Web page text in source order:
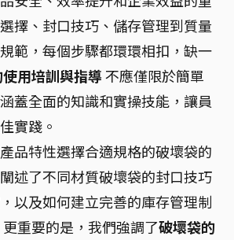
擇、封口技巧、儲存管理到質量
範，每個步驟都環環相扣，缺一
用培訓與指導不應僅限於簡單
蓋全面的知識和實操技能，讓員
實踐。
品特性選擇合適規格的破壞袋的
述了不同材質破壞袋的封口技巧
以及如何建立完善的庫存管理制
重要的是，我們強調了破壞袋的